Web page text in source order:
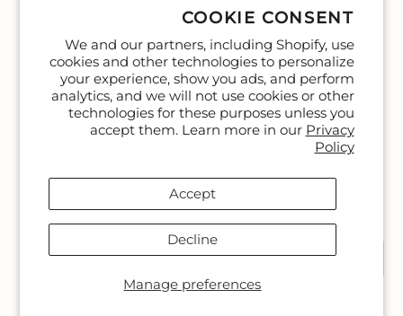
COOKIE CONSENT
We and our partners, including Shopify, use
cookies and other technologies to personalize
your experience, show you ads, and perform
analytics, and we will not use cookies or other
technologies for these purposes unless you
accept them. Learn more in our Privacy
Policy
Manage preferences
Accept
Decline שָׂפָה
עברית